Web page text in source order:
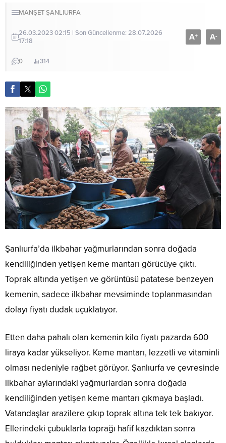
MANŞETŞANLIURFA
26.03.2023 02:15 | Son Güncellenme: 28.07.2026
17:18
0 314
A+ A-
Şanlıurfa’da ilkbahar yağmurlarından sonra doğada
kendiliğinden yetişen keme mantarı görücüye çıktı.
Toprak altında yetişen ve görüntüsü patatese benzeyen
kemenin, sadece ilkbahar mevsiminde toplanmasından
dolayı fiyatı dudak uçuklatıyor.
Etten daha pahalı olan kemenin kilo fiyatı pazarda 600
liraya kadar yükseliyor. Keme mantarı, lezzetli ve vitaminli
olması nedeniyle rağbet görüyor. Şanlıurfa ve çevresinde
ilkbahar aylarındaki yağmurlardan sonra doğada
kendiliğinden yetişen keme mantarı çıkmaya başladı.
Vatandaşlar arazilere çıkıp toprak altına tek tek bakıyor.
Ellerindeki çubuklarla toprağı hafif kazdıktan sonra